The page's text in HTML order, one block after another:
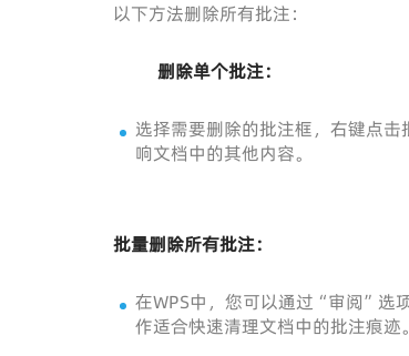
以下方法删除所有批注：
删除单个批注：
选择需要删除的批注框，右键点
响文档中的其他内容。
批量删除所有批注：
在WPS中，您可以通过“审阅”选
作适合快速清理文档中的批注痕迹。